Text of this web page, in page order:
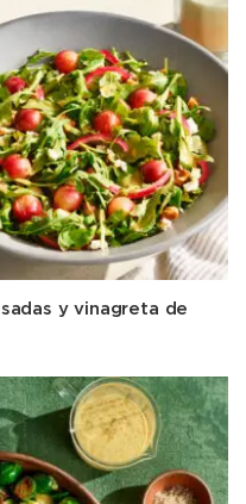
y vinagreta de